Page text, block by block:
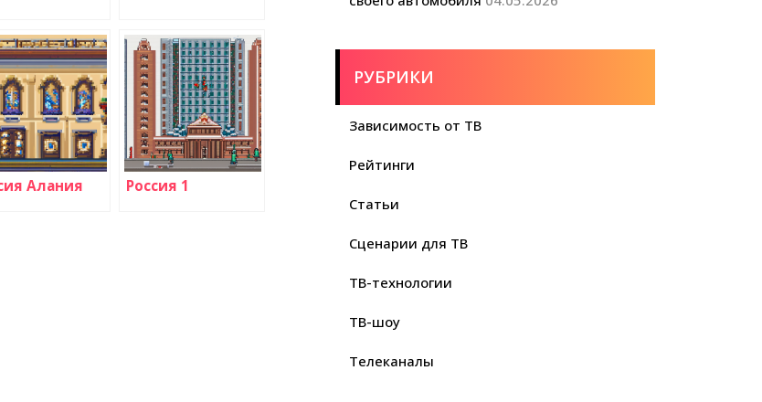
Алания Россия 1
РУБРИКИ
Зависимость от ТВ
Рейтинги
Статьи
Сценарии для ТВ
ТВ-технологии
ТВ-шоу
Телеканалы